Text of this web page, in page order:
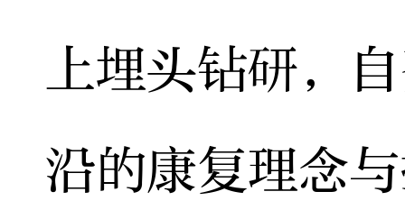
上埋头钻研，
沿的康复理念